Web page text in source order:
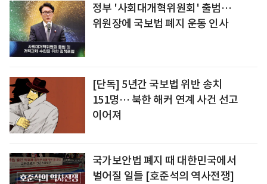
정부 '사회대개혁위원회' 출범…
위원장에 국보법 폐지 운동 인사
[단독] 5년간 국보법 위반 송치
151명… 북한 해커 연계 사건 선고
이어져
국가보안법 폐지 때 대한민국에서
벌어질 일들 [호준석의 역사전쟁]